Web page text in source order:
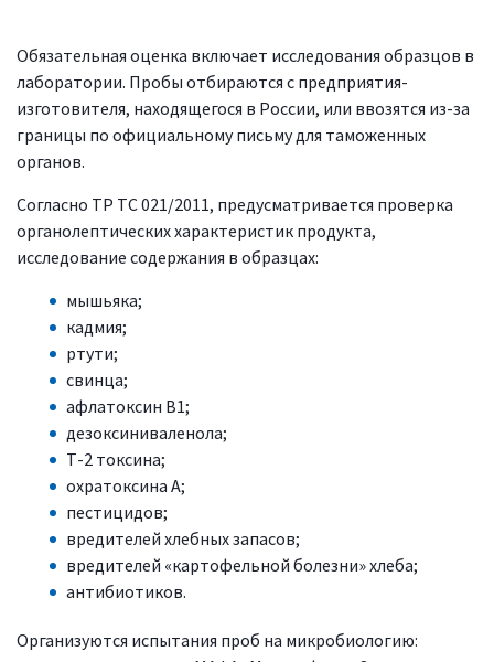
Обязательная оценка включает исследования образцов в
лаборатории. Пробы отбираются с предприятия-
изготовителя, находящегося в России, или ввозятся из-за
границы по официальному письму для таможенных
органов.
Согласно ТР ТС 021/2011, предусматривается проверка
органолептических характеристик продукта,
исследование содержания в образцах:
мышьяка;
кадмия;
ртути;
свинца;
афлатоксин В1;
дезоксиниваленола;
Т-2 токсина;
охратоксина А;
пестицидов;
вредителей хлебных запасов;
вредителей «картофельной болезни» хлеба;
антибиотиков.
Организуются испытания проб на микробиологию: